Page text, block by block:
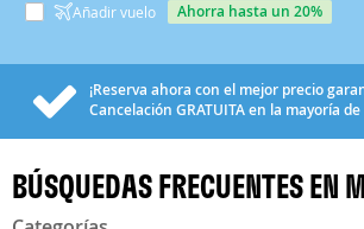
Añadir vuelo ahorra hasta un 20%
¡Reserva ahora con el mejor precio
Cancelación GRATUITAen la mayoría
BÚSQUEDAS FRECUENTES EN